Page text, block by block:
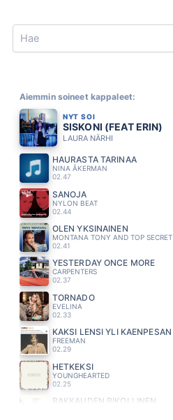
Search
Aiemmin soineet kappaleet:
NYT SOI
SISKONI (FEAT ERIN)
LAURA NÄRHI
HAURASTA TARINAA
NINA ÅKERMAN
02.47
SANOJA
NYLON BEAT
02.44
OLEN YKSINAINEN
MONTANA TONY AND TOP SECRET
02.41
YESTERDAY ONCE MORE
CARPENTERS
02.37
TORNADO
EVELINA
02.33
KAKSI LENSI YLI KAENPESAN
FREEMAN
02.29
HETKEKSI
YOUNGHEARTED
02.25
RAKKAUDEN RIKOLLINEN